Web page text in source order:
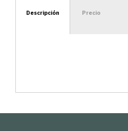
Descripción Precio